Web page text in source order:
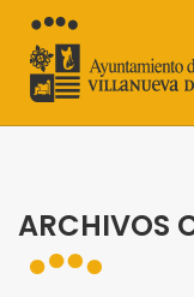
ARCHIVOS